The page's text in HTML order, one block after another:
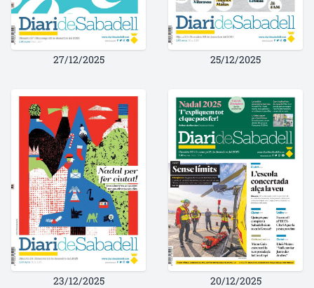
27/12/2025 25/12/2025
23/12/2025 20/12/2025